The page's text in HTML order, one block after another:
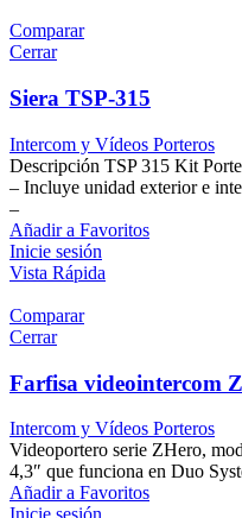
Comparar
Cerrar
Siera TSP-315
Intercom y Vídeos Porteros
Descripción TSP 315 Kit
– Incluye unidad exterior e
–
Añadir a Favoritos
Inicie sesión
Vista Rápida
Comparar
Cerrar
Farfisa videointercom
Intercom y Vídeos Porteros
Videoportero serie ZHero,
4,3″ que funciona en Duo
Añadir a Favoritos